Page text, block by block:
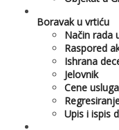
Boravak u vrtiću
Način rada
Raspored
Ishrana
Jelovnik
Cene usluga
Upis i ispis